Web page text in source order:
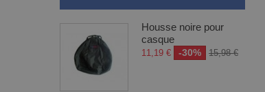
Housse noire pour
casque
11,19 € -30% 15,98 €